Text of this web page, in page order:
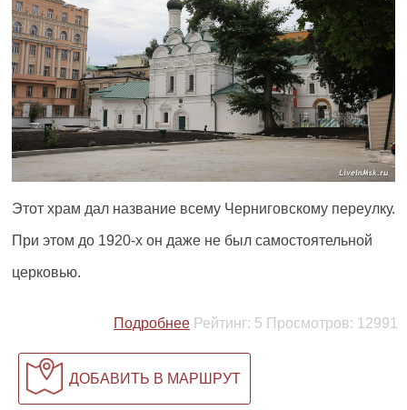
Этот храм дал название всему Черниговскому переулку.
При этом до 1920-х он даже не был самостоятельной
церковью.
Подробнее Рейтинг: 5 Просмотров: 12991
ДОБАВИТЬ В МАРШРУТ